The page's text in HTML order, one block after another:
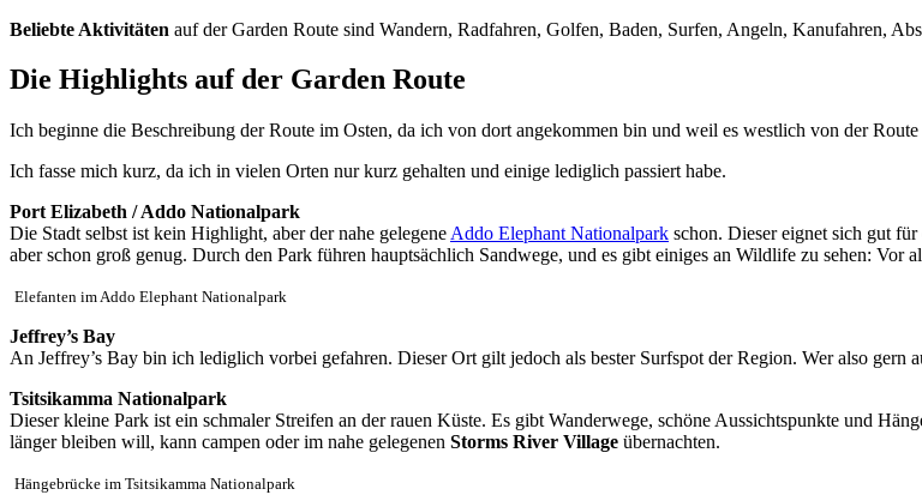
Beliebte Aktivitäten auf der Garden Route sind Wandern, Radfahren, Golfen, Baden, Surfen, Angeln, Kanufahren,
Die Highlights auf der Garden Route
Ich beginne die Beschreibung der Route im Osten, da ich von dort angekommen bin und weil es westlich von der
Ich fasse mich kurz, da ich in vielen Orten nur kurz gehalten und einige lediglich passiert habe.
Port Elizabeth / Addo Nationalpark
Die Stadt selbst ist kein Highlight, aber der nahe gelegene Addo Elephant Nationalpark schon. Dieser eignet sich gut
aber schon groß genug. Durch den Park führen hauptsächlich Sandwege, und es gibt einiges an Wildlife zu sehen: Vor
Elefanten im Addo Elephant Nationalpark
Jeffrey’s Bay
An Jeffrey’s Bay bin ich lediglich vorbei gefahren. Dieser Ort gilt jedoch als bester Surfspot der Region. Wer also gern
Tsitsikamma Nationalpark
Dieser kleine Park ist ein schmaler Streifen an der rauen Küste. Es gibt Wanderwege, schöne Aussichtspunkte und
länger bleiben will, kann campen oder im nahe gelegenen Storms River Village übernachten.
Hängebrücke im Tsitsikamma Nationalpark